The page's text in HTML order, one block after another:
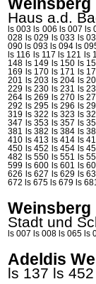
Haus a.d.
ls 003 ls 006 ls 007 ls
028 ls 029 ls 033 ls
090 ls 093 ls 094 ls
ls 116 ls 117 ls 121 ls
148 ls 149 ls 150 ls
169 ls 170 ls 171 ls
201 ls 203 ls 204 ls
229 ls 230 ls 231 ls
264 ls 269 ls 270 ls
292 ls 295 ls 296 ls
319 ls 322 ls 323 ls
347 ls 353 ls 357 ls
381 ls 382 ls 384 ls
410 ls 413 ls 414 ls
450 ls 452 ls 454 ls
482 ls 550 ls 551 ls
599 ls 600 ls 601 ls
626 ls 627 ls 629 ls
672 ls 675 ls 679 ls
Weinsberg
Stadt und
ls 007 ls 008 ls 065 ls
Adeldis
ls 137 ls 452